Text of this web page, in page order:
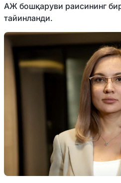
АЖ бошқаруви раисининг
тайинланди.